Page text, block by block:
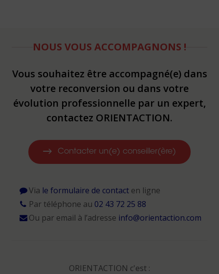
NOUS VOUS ACCOMPAGNONS !
Vous souhaitez être accompagné(e) dans
votre reconversion ou dans votre
évolution professionnelle par un expert,
contactez ORIENTACTION.
Contacter un(e) conseiller(ère)
Via le formulaire de contacten ligne
Par téléphone au 02 43 72 25 88
Ou par email à l’adresse info@orientaction.com
ORIENTACTION c'est :